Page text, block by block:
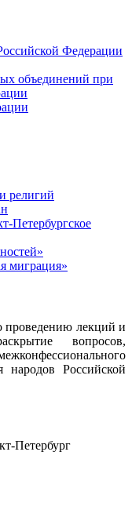
Федерации
объединений при
религий
Петербургское
миграция»
проведению лекций и
вопросов,
народов Российской
Петербург